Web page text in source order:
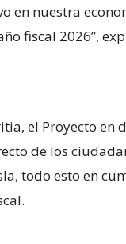
en nuestra
fiscal 2026”,
el Proyecto
de los
todo esto en